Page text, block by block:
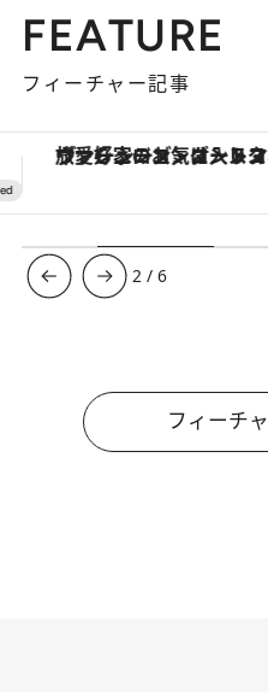
FEATURE
フィーチャー記事
3 /6
フィーチ